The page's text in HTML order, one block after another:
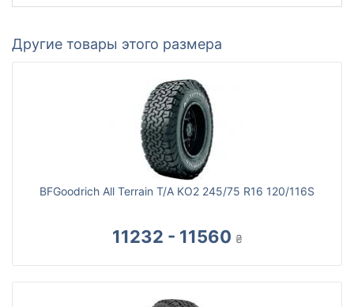
Другие товары этого размера
BFGoodrich All Terrain T/A KO2 245/75 R16 120/116S
11232 - 11560 ₴